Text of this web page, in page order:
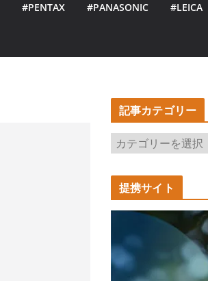
#PENTAX #PANASONIC #LEICA
記事カテゴリー
記
事
カ
テ
ゴ
ー
提携サイト